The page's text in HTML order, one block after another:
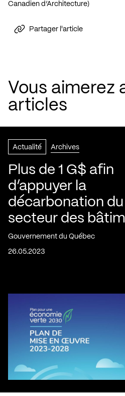
Canadien d’Architecture)
Partager l'article
Vous aimerez
articles
Actualité Archives
Plus de 1 G$ afin
d’appuyer la
décarbonation du
secteur des
Gouvernement du Québec
26.05.2023